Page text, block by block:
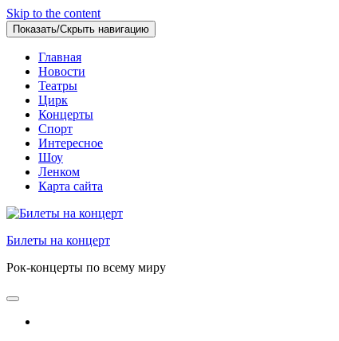
Skip to the content
Показать/Скрыть навигацию
Главная
Новости
Театры
Цирк
Концерты
Спорт
Интересное
Шоу
Ленком
Карта сайта
Билеты на концерт
Рок-концерты по всему миру